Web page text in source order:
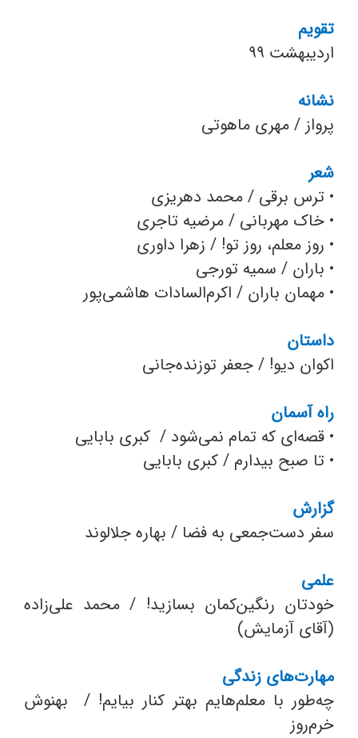
تقویم
اردیبهشت ۹۹
نشانه
پرواز / مهری ماهوتی
شعر
• ترس برقی / محمد دهریزی
• خاک مهربانی / مرضیه تاجری
• روز معلم، روز تو! / زهرا داوری
• باران / سمیه تورجی
• مهمان باران / اکرم‌السادات هاشمی‌پور
داستان
اکوان دیو! / جعفر توزنده‌جانی
راه آسمان
• قصه‌ای که تمام نمی‌شود / کبری بابایی
• تا صبح بیدارم / کبری بابایی
گزارش
سفر دست‌جمعی به فضا / بهاره جلالوند
علمی
خودتان رنگین‌کمان بسازید! / محمد علی‌زاده
(آقای آزمایش)
مهارت‌های زندگی
چه‌طور با معلم‌هایم بهتر کنار بیایم! / بهنوش
خرم‌روز